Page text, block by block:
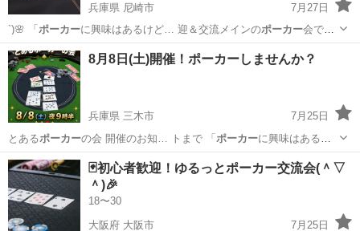
兵庫県 尼崎市
7月27日
`)🌸 「 ポーカーに興味はあるけど… 迎＆交流メインのポーカー会です
♠️🤝 … 🌸 ♠️ポーカーを始めてみたい♪…
兵庫 尼崎市 友達 ポーカー
8月8日(土)開催！ポーカーしませんか？
兵庫県 三木市
7月25日
とあるポーカー の会 開催のお知… トまで 「 ポーカーに興味はあるけ
ど… すめ】 ・ポーカー を気軽に楽しみた… 一緒に楽しいポーカーの
時間を過ごしま…
兵庫 三木市 友達 ポーカー
🃏初心者歓迎！ゆるっとポーカー交流会(＾▽
＾)🎉
18〜30
大阪府 大阪市
7月25日